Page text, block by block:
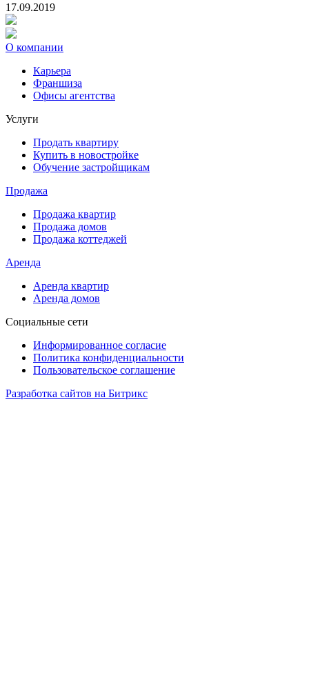
17.09.2019
О компании
Карьера
Франшиза
Офисы агентства
Услуги
Продать квартиру
Купить в новостройке
Обучение застройщикам
Продажа
Продажа квартир
Продажа домов
Продажа коттеджей
Аренда
Аренда квартир
Аренда домов
Социальные сети
Информированное согласие
Политика конфиденциальности
Пользовательское соглашение
Разработка сайтов на Битрикс